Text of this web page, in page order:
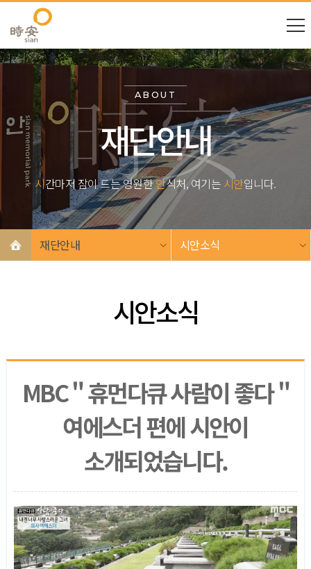
ABOUT
재단안내
시간마저 잠이 드는 영원한안식처, 여기는 시안입니다.
재단안내 시안소식
시안소식
MBC " 휴먼다큐 사람이 좋다 "
여에스더 편에 시안이
소개되었습니다.